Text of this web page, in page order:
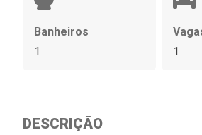
Banheiros
1
1
DESCRIÇÃO